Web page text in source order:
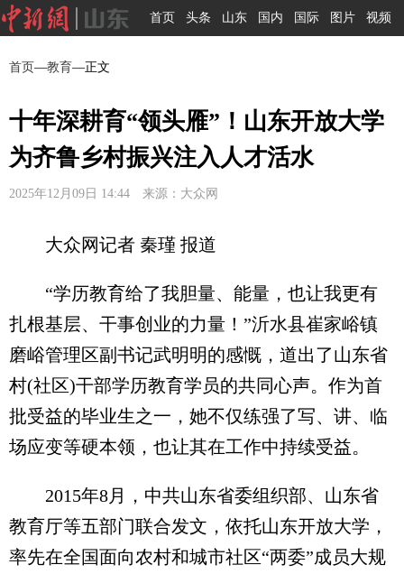
首页 头条 山东 国内 国际 图片 视频
首页—教育—正文
十年深耕育“领头雁”！山东开放大学
为齐鲁乡村振兴注入人才活水
2025年12月09日 14:44 来源：大众网
大众网记者 秦瑾 报道
“学历教育给了我胆量、能量，也让我更有
扎根基层、干事创业的力量！”沂水县崔家峪镇
磨峪管理区副书记武明明的感慨，道出了山东省
村(社区)干部学历教育学员的共同心声。作为首
批受益的毕业生之一，她不仅练强了写、讲、临
场应变等硬本领，也让其在工作中持续受益。
2015年8月，中共山东省委组织部、山东省
教育厅等五部门联合发文，依托山东开放大学，
率先在全国面向农村和城市社区“两委”成员大规